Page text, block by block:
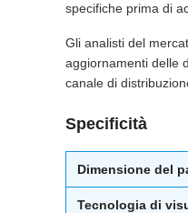
specifiche prima di
Gli analisti del
aggiornamenti delle
canale di
Specificità
Dimensione del
Tecnologia di